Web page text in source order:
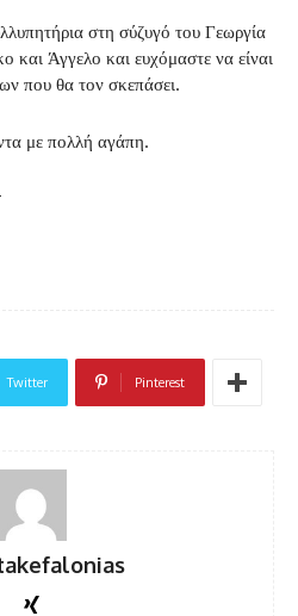
στη σύζυγό του Γεωργία
και Άγγελο και ευχόμαστε να είναι
που θα τον σκεπάσει.
με πολλή αγάπη.
Twitter Pinterest